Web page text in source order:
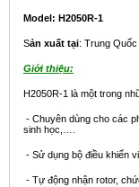
Model: H2050R-1
Sản xuất tại: Trung Quốc
Giới thiệu:
H2050R-1 là một trong
- Chuyên dùng cho các
sinh học,….
- Sử dụng bộ điều khiển
- Tự động nhận rotor,